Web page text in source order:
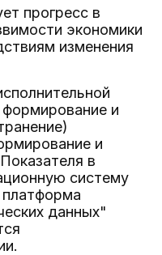
прогресс в
экономики
изменения
и
и
в
систему
данных"